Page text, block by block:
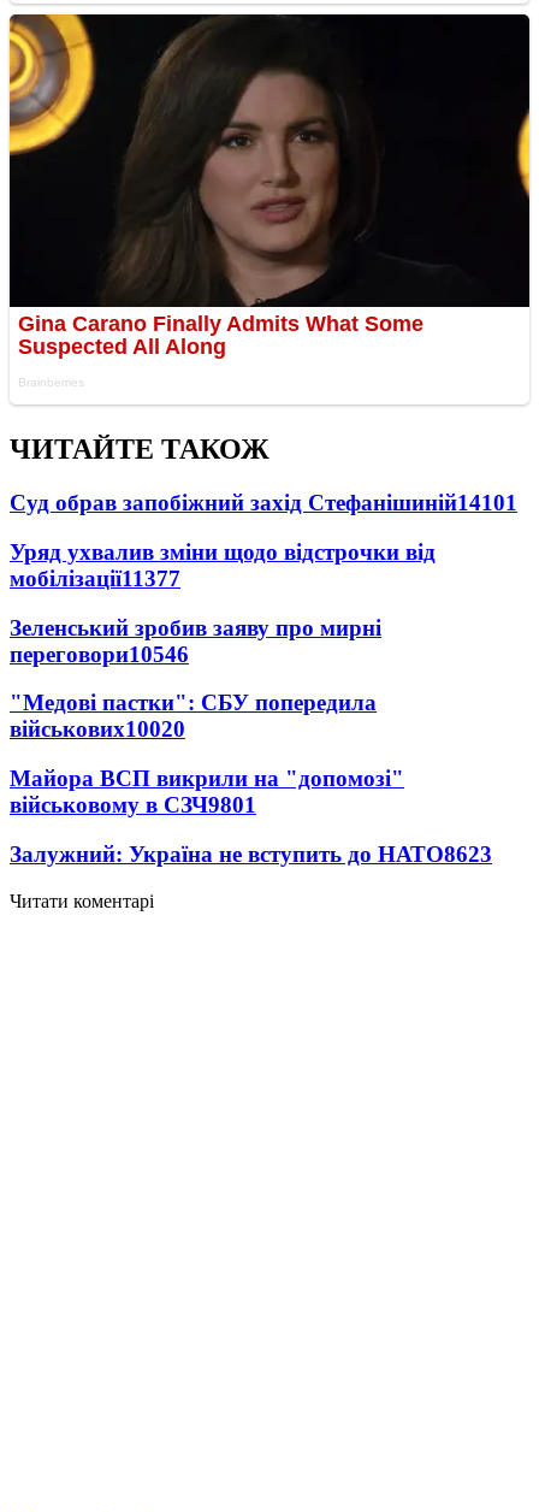
ЧИТАЙТЕ ТАКОЖ
Суд обрав запобіжний захід Стефанішиній14101
Уряд ухвалив зміни щодо відстрочки від
мобілізації11377
Зеленський зробив заяву про мирні
переговори10546
"Медові пастки": СБУ попередила
військових10020
Майора ВСП викрили на "допомозі"
військовому в СЗЧ9801
Залужний: Україна не вступить до НАТО8623
Читати коментарі